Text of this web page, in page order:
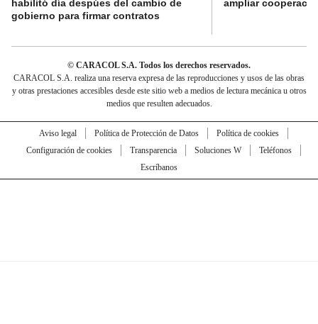
habilitó día despúes del cambio de
gobierno para firmar contratos
ampliar
© CARACOL S.A. Todos los derechos reservados.
CARACOL S.A. realiza una reserva expresa de las reproducciones y usos de las obras
y otras prestaciones accesibles desde este sitio web a medios de lectura mecánica u otros
medios que resulten adecuados.
Aviso legal Política de Protección de Datos
Política de cookies
Configuración de cookies
Transparencia Soluciones W
Teléfonos
Escríbanos